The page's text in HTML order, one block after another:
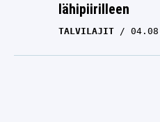
lähipiirilleen
TALVILAJIT